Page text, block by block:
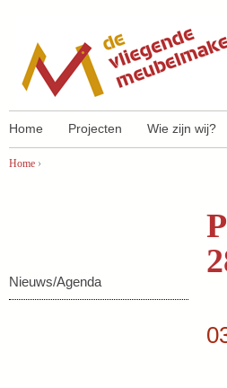
Home Projecten Wie zijn wij?
U bent hier
Home ›
Nieuws/Agenda